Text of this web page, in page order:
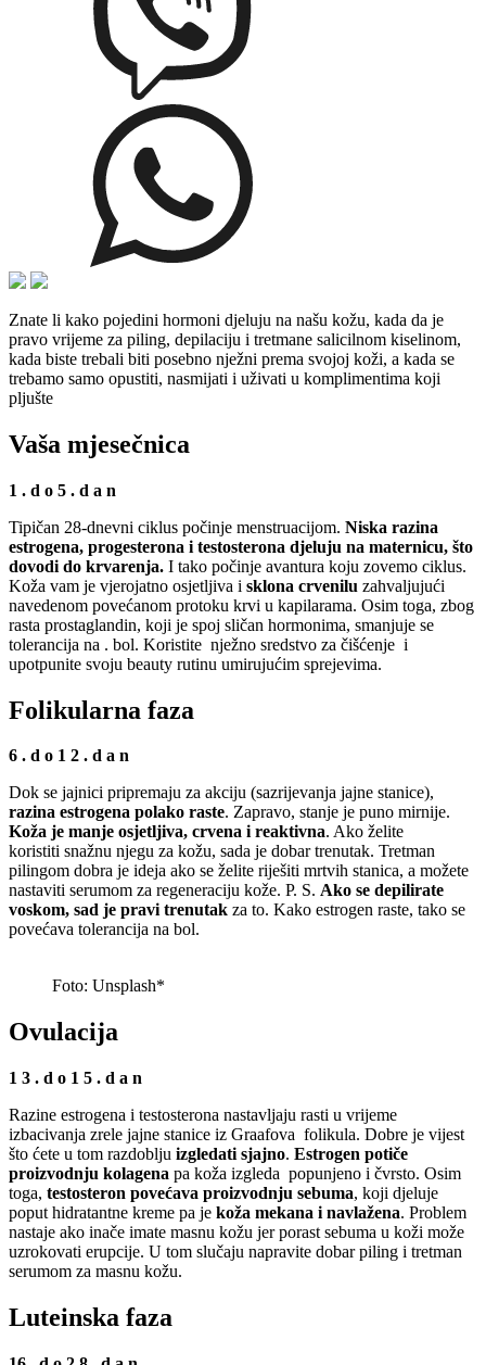
Znate li kako pojedini hormoni djeluju na našu kožu, kada da je
pravo vrijeme za piling, depilaciju i tretmane salicilnom kiselinom,
kada biste trebali biti posebno nježni prema svojoj koži, a kada se
trebamo samo opustiti, nasmijati i uživati u komplimentima koji
pljušte
Vaša mjesečnica
1 . d o 5 . d a n
Tipičan 28-dnevni ciklus počinje menstruacijom. Niska razina
estrogena, progesterona i testosterona djeluju na maternicu, što
dovodi do krvarenja. I tako počinje avantura koju zovemo ciklus.
Koža vam je vjerojatno osjetljiva i sklona crvenilu zahvaljujući
navedenom povećanom protoku krvi u kapilarama. Osim toga, zbog
rasta prostaglandin, koji je spoj sličan hormonima, smanjuje se
tolerancija na . bol. Koristite nježno sredstvo za čišćenje i
upotpunite svoju beauty rutinu umirujućim sprejevima.
Folikularna faza
6 . d o 1 2 . d a n
Dok se jajnici pripremaju za akciju (sazrijevanja jajne stanice),
razina estrogena polako raste. Zapravo, stanje je puno mirnije.
Koža je manje osjetljiva, crvena i reaktivna. Ako želite
koristiti snažnu njegu za kožu, sada je dobar trenutak. Tretman
pilingom dobra je ideja ako se želite riješiti mrtvih stanica, a možete
nastaviti serumom za regeneraciju kože. P. S. Ako se depilirate
voskom, sad je pravi trenutak za to. Kako estrogen raste, tako se
povećava tolerancija na bol.
Foto: Unsplash*
Ovulacija
1 3 . d o 1 5 . d a n
Razine estrogena i testosterona nastavljaju rasti u vrijeme
izbacivanja zrele jajne stanice iz Graafova folikula. Dobre je vijest
što ćete u tom razdoblju izgledati sjajno. Estrogen potiče
proizvodnju kolagena pa koža izgleda popunjeno i čvrsto. Osim
toga, testosteron povećava proizvodnju sebuma, koji djeluje
poput hidratantne kreme pa je koža mekana i navlažena. Problem
nastaje ako inače imate masnu kožu jer porast sebuma u koži može
uzrokovati erupcije. U tom slučaju napravite dobar piling i tretman
serumom za masnu kožu.
Luteinska faza